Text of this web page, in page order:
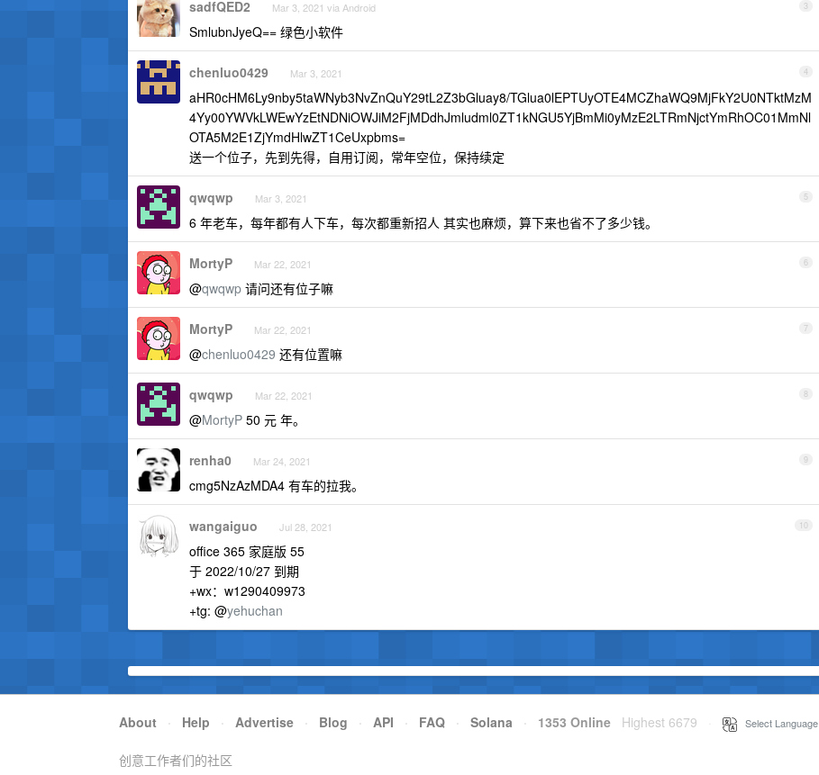
3
sadfQED2 Mar 3, 2021 via Android
SmlubnJyeQ== 绿色小软件
4
chenluo0429 Mar 3, 2021
aHR0cHM6Ly9nby5taWNyb3NvZnQuY29tL2Z3bGluay8/TGlua0lEPTUyOTE4MCZhaWQ9MjFkY2U0NTktMzM
4Yy00YWVkLWEwYzEtNDNiOWJiM2FjMDdhJmludml0ZT1kNGU5YjBmMi0yMzE2LTRmNjctYmRhOC01MmNl
OTA5M2E1ZjYmdHlwZT1CeUxpbms=
送一个位子，先到先得，自用订阅，常年空位，保持续定
5
qwqwp Mar 3, 2021
6 年老车，每年都有人下车，每次都重新招人 其实也麻烦，算下来也省不了多少钱。
6
MortyP Mar 22, 2021
@qwqwp 请问还有位子嘛
7
MortyP Mar 22, 2021
@chenluo0429 还有位置嘛
8
qwqwp Mar 22, 2021
@MortyP 50 元 年。
9
renha0 Mar 24, 2021
cmg5NzAzMDA4 有车的拉我。
10
wangaiguo Jul 28, 2021
office 365 家庭版 55
于 2022/10/27 到期
+wx：w1290409973
+tg: @yehuchan
About · Help · Advertise · Blog · API · FAQ · Solana · 1353 Online Highest 6679 Select Language
创意工作者们的社区